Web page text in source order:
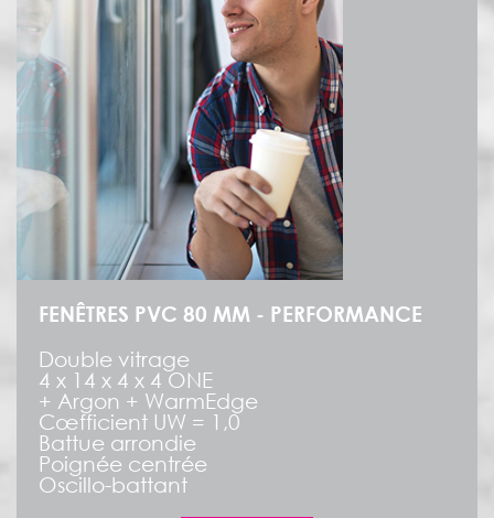
FENÊTRES PVC 80 MM - PERFORMANCE
Double vitrage
4 x 14 x 4 x 4 ONE
+ Argon + WarmEdge
Cœfficient UW = 1,0
Battue arrondie
Poignée centrée
Oscillo-battant